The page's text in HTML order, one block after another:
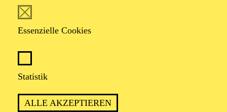
Essenzielle Cookies
Statistik
ALLE AKZEPTIEREN
Margrit Sengebusch wurde an der Ostsee geboren. Sie
studierte Kulturwissenschaften und Ästhetische Praxis
an der Universität Hildesheim sowie in Porto, Portugal.
bei den Treibstoff Theatertagen in Basel tätig.